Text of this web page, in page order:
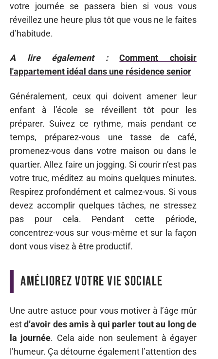
votre journée se passera bien si vous vous
réveillez une heure plus tôt que vous ne le faites
d’habitude.
A lire également :
Comment choisir
l'appartement idéal dans une résidence senior
Généralement, ceux qui doivent amener leur
enfant à l’école se réveillent tôt pour les
préparer. Suivez ce rythme, mais pendant ce
temps, préparez-vous une tasse de café,
promenez-vous dans votre maison ou dans le
quartier. Allez faire un jogging. Si courir n’est pas
votre truc, méditez au moins quelques minutes.
Respirez profondément et calmez-vous. Si vous
devez accomplir quelques tâches, ne stressez
pas pour cela. Pendant cette période,
concentrez-vous sur vous-même et sur la façon
dont vous visez à être productif.
Améliorez votre vie sociale
Une autre astuce pour vous motiver à l’âge mûr
estd’avoir des amis à qui parler tout au long de
la journée. Cela aide non seulement à égayer
l’humeur. Ça détourne également l’attention des